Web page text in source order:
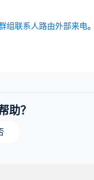
组联系人路由外部来电
助？